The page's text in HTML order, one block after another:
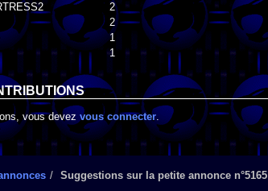
2
2
1
1
vous devez vous connecter
Suggestions sur la petite annonce n°5165